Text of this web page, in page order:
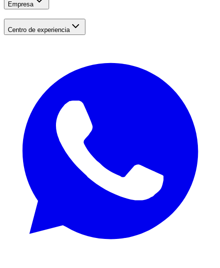
Empresa
Centro de experiencia